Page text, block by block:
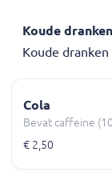
Koude dranken
Koude dranken
Cola
Bevat caffeine
€ 2,50